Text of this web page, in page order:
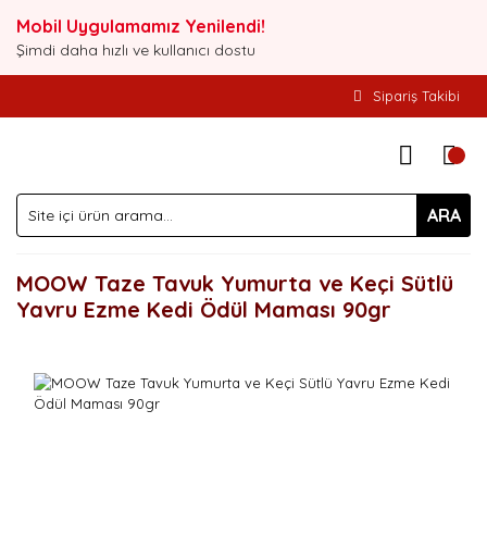
Mobil Uygulamamız Yenilendi!
Şimdi daha hızlı ve kullanıcı dostu
Sipariş Takibi
ARA
MOOW Taze Tavuk Yumurta ve Keçi Sütlü
Yavru Ezme Kedi Ödül Maması 90gr